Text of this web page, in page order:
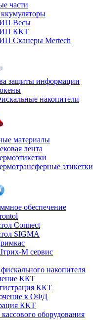
части
Весы
ККТ
Сканеры Mertech
защиты информации
накопители
материалы
лента
этикетки
обеспечение
Connect
SIGMA
М сервис
накопителя
ККТ
ККТ
к ОФД
ККТ
оборудования